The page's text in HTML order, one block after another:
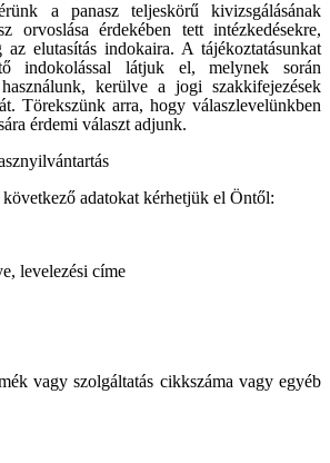
a panasz teljeskörű kivizsgálásának
orvoslása érdekében tett intézkedésekre,
az elutasítás indokaira. A tájékoztatásunkat
indokolással látjuk el, melynek során
kerülve a jogi szakkifejezések
Törekszünk arra, hogy válaszlevelünkben
érdemi választ adjunk.
következő adatokat kérhetjük el Öntől:
levelezési címe
vagy szolgáltatás cikkszáma vagy egyéb